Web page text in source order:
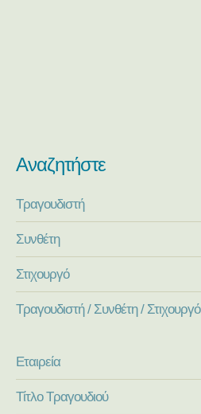
Αναζητήστε
Τραγουδιστή
Συνθέτη
Στιχουργό
Τραγουδιστή / Συνθέτη / Στιχουργό
Εταιρεία
Τίτλο Τραγουδιού